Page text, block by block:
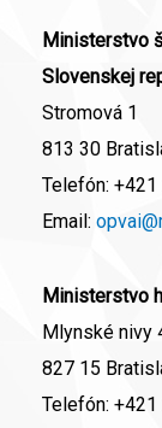
Ministerstvo
Slovenskej
Stromová 1
813 30
Telefón: +421
Email:
Ministerstvo
Mlynské nivy
827 15
Telefón: +421